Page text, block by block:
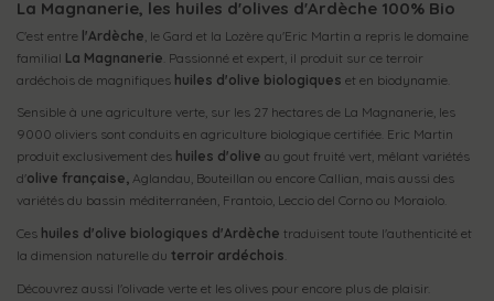
La Magnanerie, les huiles d'olives d'Ardèche 100% Bio
C'est entre l'Ardèche , le Gard et la Lozère qu'Eric Martin a repris le domaine
familial La Magnanerie . Passionné et expert, il produit sur ce terroir
ardéchois de magnifiques huiles d'olive biologiques et en biodynamie.
Sensible à une agriculture verte, sur les 27 hectares de La Magnanerie, les
9000 oliviers sont conduits en agriculture biologique certifiée. Eric Martin
produit exclusivement des huiles d'olive au gout fruité vert, mêlant variétés
d'olive française, Aglandau, Bouteillan ou encore Callian, mais aussi des
variétés du bassin méditerranéen, Frantoio, Leccio del Corno ou Moraiolo.
Ces huiles d'olive biologiques d'Ardèche traduisent toute l'authenticité et
la dimension naturelle du terroir ardéchois
Découvrez aussi l'olivade verte et les olives pour encore plus de plaisir.